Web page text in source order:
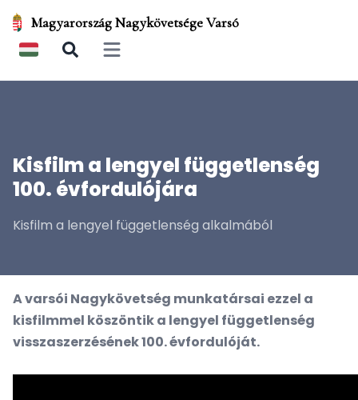
Magyarország Nagykövetsége Varsó
Open main menu
Kisfilm a lengyel függetlenség
100. évfordulójára
Kisfilm a lengyel függetlenség alkalmából
A varsói Nagykövetség munkatársai ezzel a
kisfilmmel köszöntik a lengyel függetlenség
visszaszerzésének 100. évfordulóját.